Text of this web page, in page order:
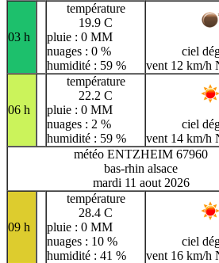
03 h
température
19.9 C
pluie : 0 MM
nuages : 0 %
humidité : 59 %
ciel
vent 12 km/h
06 h
température
22.2 C
pluie : 0 MM
nuages : 2 %
humidité : 59 %
ciel
vent 14 km/h
météo ENTZHEIM 67960
bas-rhin alsace
mardi 11 aout 2026
09 h
température
28.4 C
pluie : 0 MM
nuages : 10 %
humidité : 41 %
ciel
vent 16 km/h